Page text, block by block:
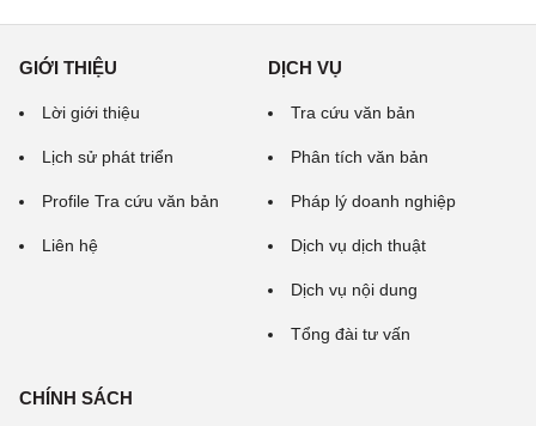
GIỚI THIỆU
Lời giới thiệu
Lịch sử phát triển
Profile Tra cứu văn bản
Liên hệ
DỊCH VỤ
Tra cứu văn bản
Phân tích văn bản
Pháp lý doanh nghiệp
Dịch vụ dịch thuật
Dịch vụ nội dung
Tổng đài tư vấn
CHÍNH SÁCH